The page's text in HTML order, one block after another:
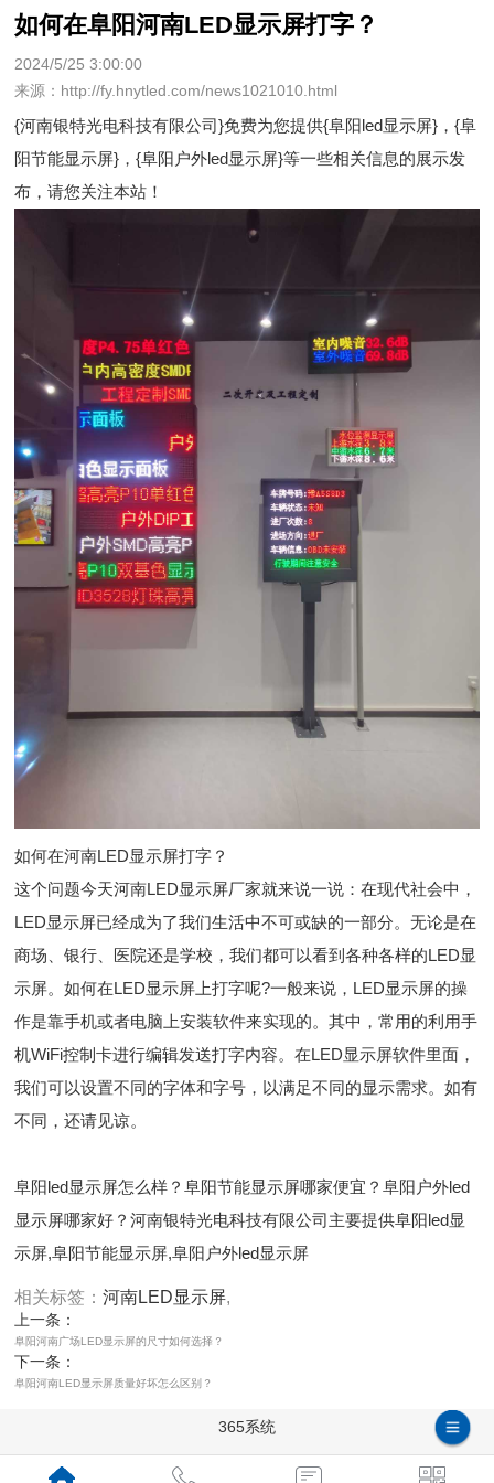
如何在阜阳河南LED显示屏打字？
2024/5/25 3:00:00
来源：http://fy.hnytled.com/news1021010.html
{河南银特光电科技有限公司}免费为您提供{阜阳led显示屏} ，{阜
阳节能显示屏}，{阜阳户外led显示屏}等一些相关信息的展示发
布，请您关注本站！
如何在河南LED显示屏打字？
这个问题今天河南LED显示屏厂家就来说一说：在现代社会中，
LED显示屏已经成为了我们生活中不可或缺的一部分。无论是在
商场、银行、医院还是学校，我们都可以看到各种各样的LED显
示屏。如何在LED显示屏上打字呢?一般来说，LED显示屏的操
作是靠手机或者电脑上安装软件来实现的。其中，常用的利用手
机WiFi控制卡进行编辑发送打字内容。在LED显示屏软件里面，
我们可以设置不同的字体和字号，以满足不同的显示需求。如有
不同，还请见谅。
阜阳led显示屏怎么样？阜阳节能显示屏哪家便宜？阜阳户外led
显示屏哪家好？河南银特光电科技有限公司主要提供阜阳led显
示屏,阜阳节能显示屏,阜阳户外led显示屏
相关标签：河南LED显示屏,
上一条：
阜阳河南广场LED显示屏的尺寸如何选择？
下一条：
阜阳河南LED显示屏质量好坏怎么区别？
365系统